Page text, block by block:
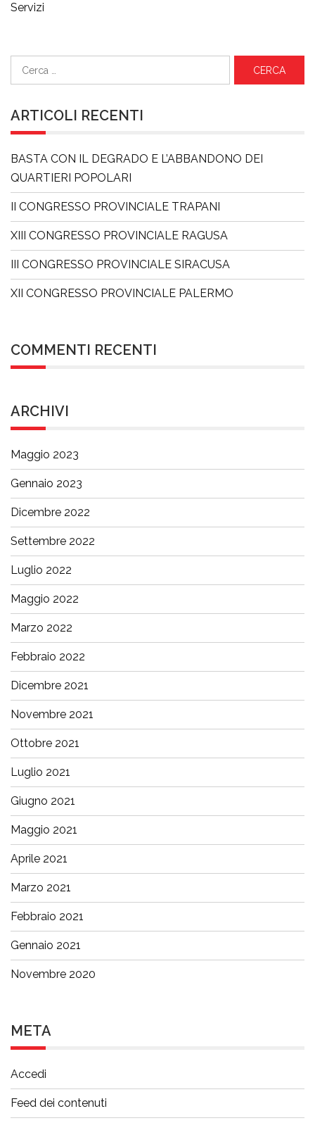
Servizi
Ricerca
per:
ARTICOLI RECENTI
BASTA CON IL DEGRADO E L’ABBANDONO DEI
QUARTIERI POPOLARI
II CONGRESSO PROVINCIALE TRAPANI
XIII CONGRESSO PROVINCIALE RAGUSA
III CONGRESSO PROVINCIALE SIRACUSA
XII CONGRESSO PROVINCIALE PALERMO
COMMENTI RECENTI
ARCHIVI
Maggio 2023
Gennaio 2023
Dicembre 2022
Settembre 2022
Luglio 2022
Maggio 2022
Marzo 2022
Febbraio 2022
Dicembre 2021
Novembre 2021
Ottobre 2021
Luglio 2021
Giugno 2021
Maggio 2021
Aprile 2021
Marzo 2021
Febbraio 2021
Gennaio 2021
Novembre 2020
META
Accedi
Feed dei contenuti